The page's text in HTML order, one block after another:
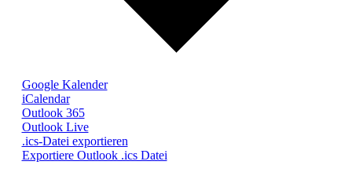
Google Kalender
iCalendar
Outlook 365
Outlook Live
.ics-Datei exportieren
Exportiere Outlook .ics Datei